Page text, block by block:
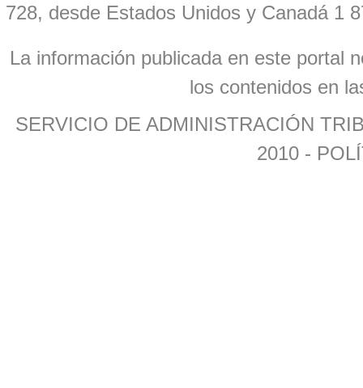
728, desde Estados Unidos y Canadá 1
La información publicada en este portal
los contenidos en
SERVICIO DE ADMINISTRACIÓN
2010 -